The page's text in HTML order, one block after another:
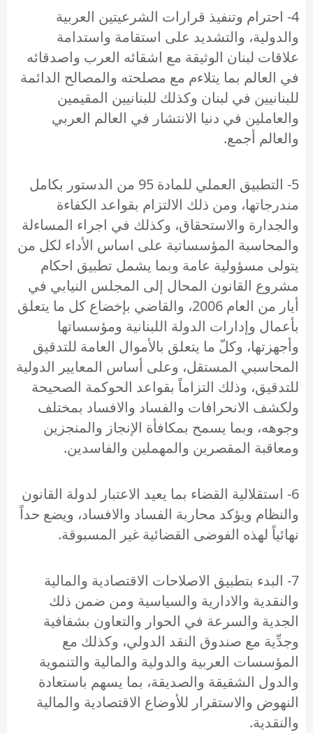
4- احترام وتنفيذ قرارات الشرعيتين العربية
والدولية، والتشديد على استقامة واستدامة
علاقات لبنان الوثيقة مع اشقائه العرب واصدقائه
في العالم بما يتلاءم مع مصلحته والمصالح الدائمة
للبنانيين في لبنان وكذلك للبنانيين المقيمين
والعاملين في دنيا الانتشار في العالم العربي
والعالم أجمع.
5- التطبيق العملي للمادة 95 من الدستور بكامل
مندرجاتها، ومن ذلك الالتزام بقواعد الكفاءة
والجدارة والاستحقاق، وكذلك في اجراء المساءلة
والمحاسبة المؤسساتية على اساس الأداء لكل من
يتولى مسؤولية عامة وبما يشمل تطبيق احكام
مشروع القانون المحال إلى المجلس النيابي في
أيار من العام 2006، والقاضي بإخضاع كل ما يتعلق
بأعمال وإدارات الدولة اللبنانية ومؤسساتها
وأجهزتها، وكلّ ما يتعلق بالأموال العامة للتدقيق
المحاسبي المستقل، وعلى أساس المعايير الدولية
للتدقيق، وذلك التزاماً بقواعد الحوكمة الصحيحة
ولكشف الانحرافات والفساد والافساد بمختلف
وجوهه، وبما يسمح بمكافأة الإنجاز والمنجزين
ومعاقبة المقصرين والمهملين والفاسدين.
6- استقلالية القضاء بما يعيد الاعتبار لدولة القانون
والنظام ويؤكد محاربة الفساد والافساد، ويضع حداً
نهائياً لهذه الفوضى القضائية غير المسبوقة.
7- البدء بتطبيق الاصلاحات الاقتصادية والمالية
والنقدية والادارية والسياسية ومن ضمن ذلك
الجدية والسرعة في الحوار والتعاون بشفافية
وجدِّية مع صندوق النقد الدولي، وكذلك مع
المؤسسات العربية والدولية والمالية والتنموية
والدول الشقيقة والصديقة، بما يسهم باستعادة
النهوض والاستقرار للأوضاع الاقتصادية والمالية
والنقدية.